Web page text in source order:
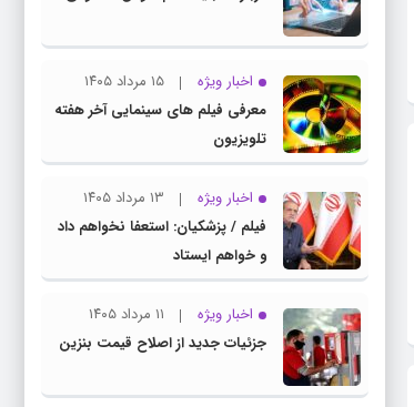
اخبار ویژه
۱۵ مرداد ۱۴۰۵
معرفی فیلم های سینمایی آخر هفته
تلویزیون
اخبار ویژه
۱۳ مرداد ۱۴۰۵
فیلم / پزشکیان: استعفا نخواهم داد
و خواهم ایستاد
اخبار ویژه
۱۱ مرداد ۱۴۰۵
جزئیات جدید از اصلاح قیمت بنزین